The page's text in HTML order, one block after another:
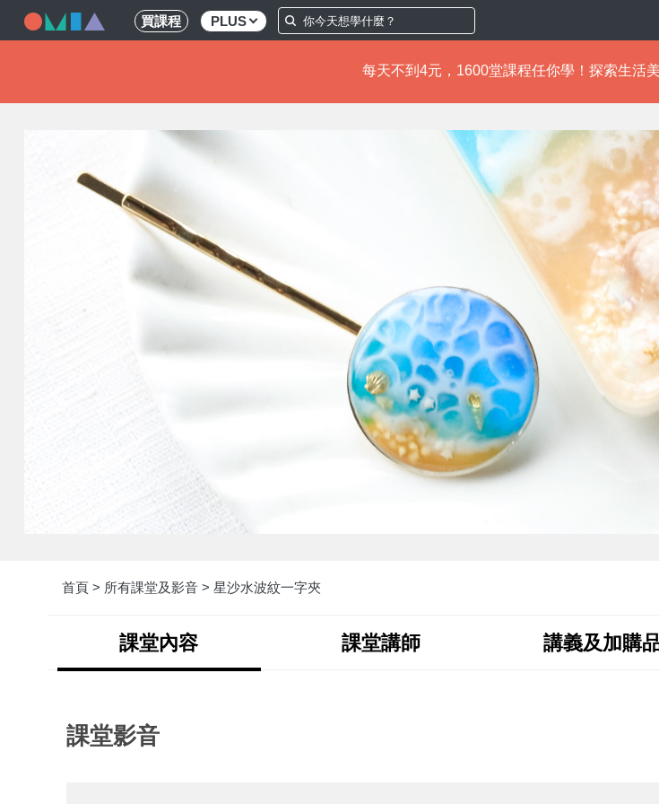
買課程 PLUS
每天不到4元，1600堂課程任你學！探索生活
首頁 > 所有課堂及影音 > 星沙水波紋一字夾
課堂內容 課堂講師 講義及加購
課堂影音